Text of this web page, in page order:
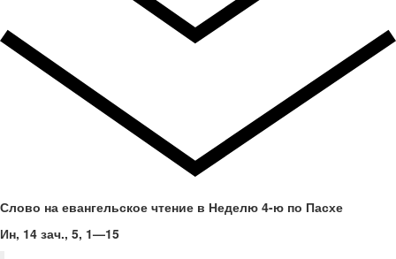
Слово на евангельское чтение в Неделю 4-ю по Пасхе
Ин, 14 зач., 5, 1—15